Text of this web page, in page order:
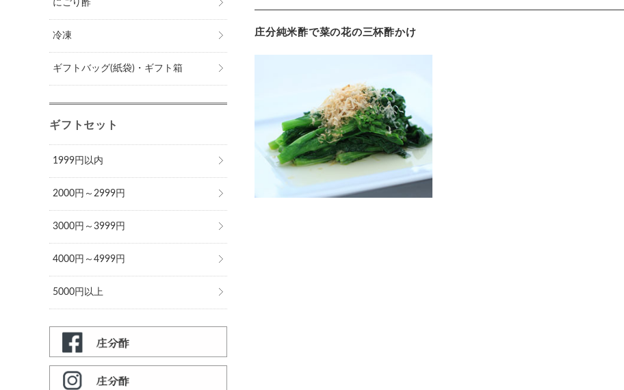
庄分純米酢で菜の花の三杯酢かけ
にごり酢
冷凍
ギフトバッグ(紙袋)・ギフト箱
ギフトセット
1999円以内
2000円～2999円
3000円～3999円
4000円～4999円
5000円以上